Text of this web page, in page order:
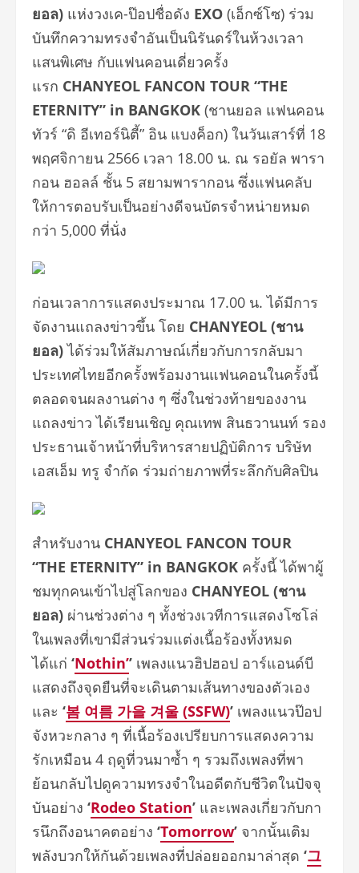
ยอล) แห่งวงเค-ป๊อปชื่อดัง EXO (เอ็กซ์โซ) ร่วม
บันทึกความทรงจำอันเป็นนิรันดร์ในห้วงเวลา
แสนพิเศษ กับแฟนคอนเดี่ยวครั้ง
แรก CHANYEOL FANCON TOUR “THE
ETERNITY” in BANGKOK (ชานยอล แฟนคอน
ทัวร์ “ดิ อีเทอร์นิตี้” อิน แบงค็อก) ในวันเสาร์ที่ 18
พฤศจิกายน 2566 เวลา 18.00 น. ณ รอยัล พารา
กอน ฮอลล์ ชั้น 5 สยามพารากอน ซึ่งแฟนคลับ
ให้การตอบรับเป็นอย่างดีจนบัตรจำหน่ายหมด
กว่า 5,000 ที่นั่ง
ก่อนเวลาการแสดงประมาณ 17.00 น. ได้มีการ
จัดงานแถลงข่าวขึ้น โดย CHANYEOL (ชาน
ยอล)ได้ร่วมให้สัมภาษณ์เกี่ยวกับการกลับมา
ประเทศไทยอีกครั้งพร้อมงานแฟนคอนในครั้งนี้
ตลอดจนผลงานต่าง ๆ ซึ่งในช่วงท้ายของงาน
แถลงข่าว ได้เรียนเชิญ คุณเทพ สินธวานนท์ รอง
ประธานเจ้าหน้าที่บริหารสายปฏิบัติการ บริษัท
เอสเอ็ม ทรู จำกัด ร่วมถ่ายภาพที่ระลึกกับศิลปิน
สำหรับงาน CHANYEOL FANCON TOUR
“THE ETERNITY” in BANGKOK ครั้งนี้ ได้พาผู้
ชมทุกคนเข้าไปสู่โลกของ CHANYEOL (ชาน
ยอล) ผ่านช่วงต่าง ๆ ทั้งช่วงเวทีการแสดงโซโล่
ในเพลงที่เขามีส่วนร่วมแต่งเนื้อร้องทั้งหมด
ได้แก่ ‘Nothin’’ เพลงแนวฮิปฮอป อาร์แอนด์บี
แสดงถึงจุดยืนที่จะเดินตามเส้นทางของตัวเอง
และ ‘봄 여름 가을 겨울 (SSFW)’ เพลงแนวป๊อป
จังหวะกลาง ๆ ที่เนื้อร้องเปรียบการแสดงความ
รักเหมือน 4 ฤดูที่วนมาซ้ำ ๆ รวมถึงเพลงที่พา
ย้อนกลับไปดูความทรงจำในอดีตกับชีวิตในปัจจุ
บันอย่าง ‘Rodeo Station’ และเพลงเกี่ยวกับกา
รนึกถึงอนาคตอย่าง ‘Tomorrow’ จากนั้นเติม
พลังบวกให้กันด้วยเพลงที่ปล่อยออกมาล่าสุด ‘그